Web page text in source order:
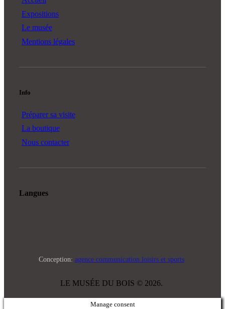
Expositions
Le musée
Mentions légales
Info
Préparer sa visite
La boutique
Nous contacter
Langues
Conception: agence communication loisirs et sports
LE MUSÉE DU BOIS © 2026.
Manage consent